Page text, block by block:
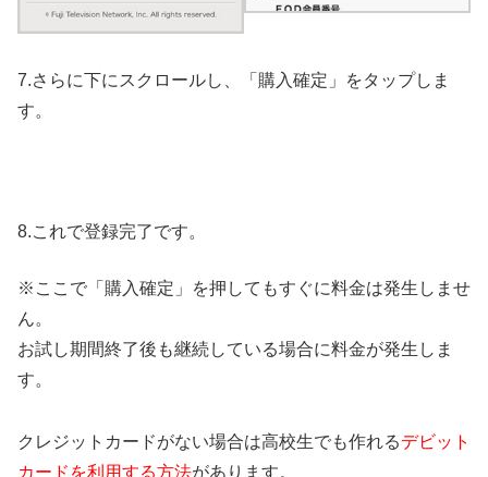
7.さらに下にスクロールし、「購入確定」をタップしま
す。
8.これで登録完了です。
※ここで「購入確定」を押してもすぐに料金は発生しませ
ん。
お試し期間終了後も継続している場合に料金が発生しま
す。
クレジットカードがない場合は高校生でも作れるデビット
カードを利用する方法があります。